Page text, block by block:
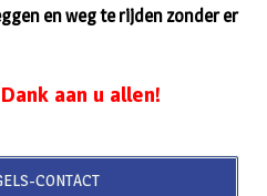
en weg te rijden zonder er
aan u allen!
CONTACT